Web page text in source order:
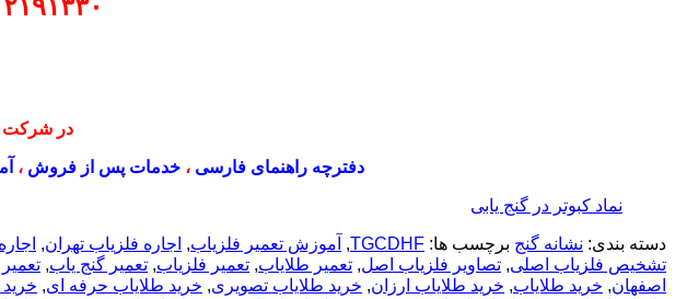
در شرکت
دفترچه راهنمای فارسی ،خدمات پس از فروش ،
نماد کبوتر در گنج یابی
دسته بندی: نشانه گنج برچسب ها: TGCDHF
, آموزش تعمیر فلزیاب, اجاره فلزیاب تهران,
تشخیص فلزیاب اصلی, تصاویر فلزیاب اصل, تعمیر طلایاب, تعمیر فلزیاب, تعمیر گنج یاب,
اصفهان, خرید طلایاب, خرید طلایاب ارزان, خرید طلایاب تصویری, خرید طلایاب حرفه ای,